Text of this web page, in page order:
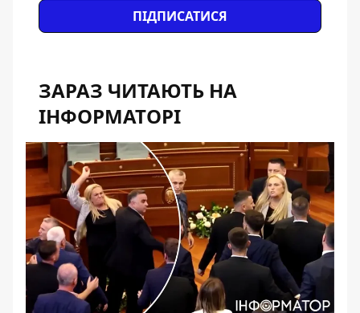
ПІДПИСАТИСЯ
ЗАРАЗ ЧИТАЮТЬ НА
ІНФОРМАТОРІ